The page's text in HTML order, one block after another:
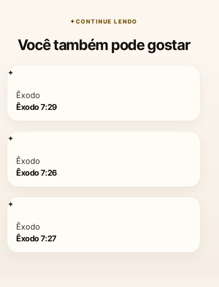
CONTINUE LENDO
Você também pode gostar
✦
Êxodo
Êxodo 7:29
✦
Êxodo
Êxodo 7:26
✦
Êxodo
Êxodo 7:27